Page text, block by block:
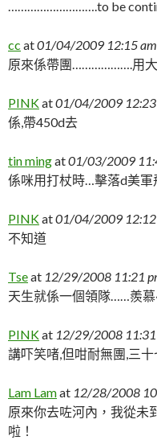
……………………….to be
cc at01/04/2009 12:15 am
原來係帶團……………….用大
PINKat01/04/2009 12:23
係,帶450d去
tin mingat01/03/2009
係咪用打杖時…擊落d美軍
PINKat01/04/2009 12:12
不知道
Tseat 12/29/2008 11:21
天生就係一個領隊……羨慕
PINKat 12/29/2008 11:31
講吓笑啫,但咁耐無團,三
Lam Lamat 12/28/2008
原來你去咗河內，我從未
啦！